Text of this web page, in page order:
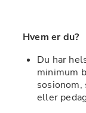
Hvem er du?
Du har
minimum
sosionom,
eller